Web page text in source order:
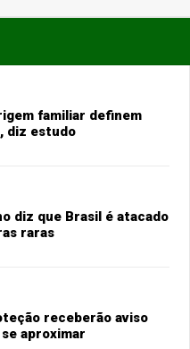
familiar definem
diz estudo
diz que Brasil é atacado
raras
receberão aviso
aproximar